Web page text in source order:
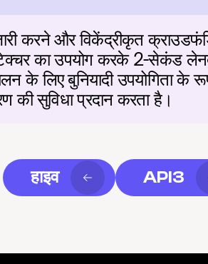
करने और विकेंद्रीकृत
का उपयोग करके 2-सेकंड
के लिए बुनियादी उपयोगिता के
की सुविधा प्रदान करता है।
हाइव API3